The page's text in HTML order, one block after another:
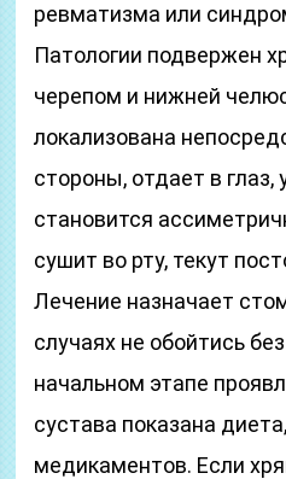
ревматизма или
Патологии подвержен
черепом и нижней
локализована
стороны, отдает в глаз,
становится
сушит во рту, текут
Лечение назначает
случаях не обойтись
начальном этапе
сустава показана
медикаментов. Если